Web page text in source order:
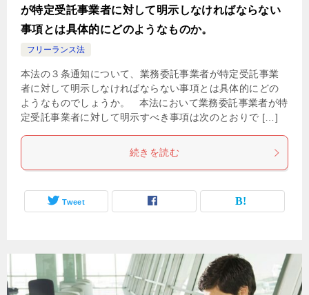
が特定受託事業者に対して明示しなければならない
事項とは具体的にどのようなものか。
フリーランス法
本法の３条通知について、業務委託事業者が特定受託事業
者に対して明示しなければならない事項とは具体的にどの
ようなものでしょうか。 本法において業務委託事業者が特
定受託事業者に対して明示すべき事項は次のとおりで […]
続きを読む
Tweet